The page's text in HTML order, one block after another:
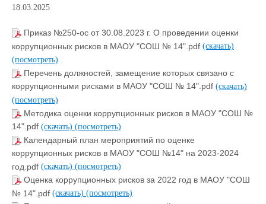
18.03.2025
Приказ №250-ос от 30.08.2023 г. О проведении оценки
коррупционных рисков в МАОУ "СОШ № 14".pdf (скачать)
(посмотреть)
Перечень должностей, замещение которых связано с
коррупционными рисками в МАОУ "СОШ № 14".pdf (скачать)
(посмотреть)
Методика оценки коррупционных рисков в МАОУ "СОШ №
14".pdf (скачать) (посмотреть)
Календарный план мероприятий по оценке
коррупционных рисков в МАОУ "СОШ №14" на 2023-2024
год.pdf (скачать) (посмотреть)
Оценка коррупционных рисков за 2022 год в МАОУ "СОШ
№ 14".pdf (скачать) (посмотреть)